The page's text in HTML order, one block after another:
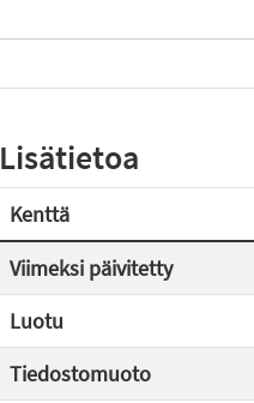
Lisätietoa
Kenttä
Viimeksi päivitetty
Luotu
Tiedostomuoto